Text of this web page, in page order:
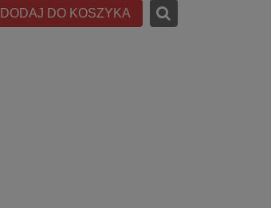
DODAJ DO KOSZYKA